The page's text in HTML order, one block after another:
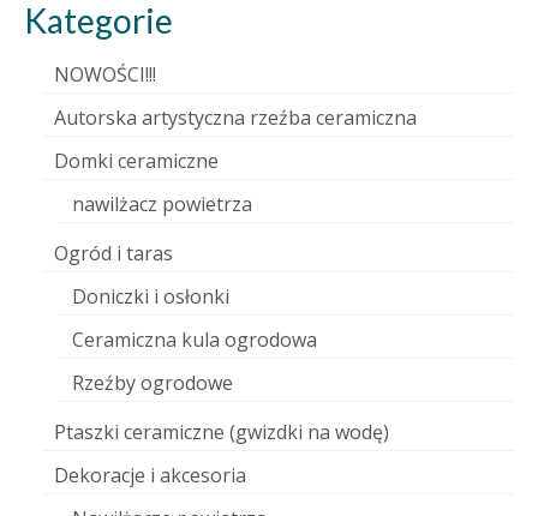
Kategorie
NOWOŚCI!!!
Autorska artystyczna rzeźba ceramiczna
Domki ceramiczne
nawilżacz powietrza
Ogród i taras
Doniczki i osłonki
Ceramiczna kula ogrodowa
Rzeźby ogrodowe
Ptaszki ceramiczne (gwizdki na wodę)
Dekoracje i akcesoria